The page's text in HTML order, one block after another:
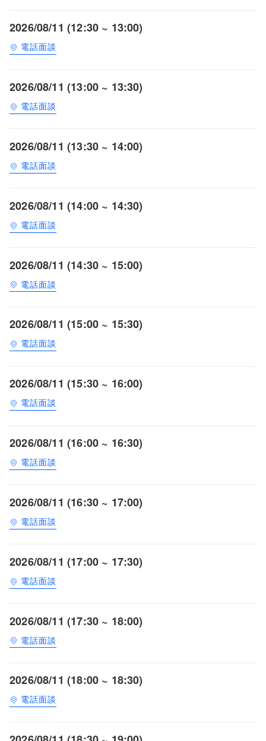
2026/08/11 (12:30 ~ 13:00)
電話面談
2026/08/11 (13:00 ~ 13:30)
電話面談
2026/08/11 (13:30 ~ 14:00)
電話面談
2026/08/11 (14:00 ~ 14:30)
電話面談
2026/08/11 (14:30 ~ 15:00)
電話面談
2026/08/11 (15:00 ~ 15:30)
電話面談
2026/08/11 (15:30 ~ 16:00)
電話面談
2026/08/11 (16:00 ~ 16:30)
電話面談
2026/08/11 (16:30 ~ 17:00)
電話面談
2026/08/11 (17:00 ~ 17:30)
電話面談
2026/08/11 (17:30 ~ 18:00)
電話面談
2026/08/11 (18:00 ~ 18:30)
電話面談